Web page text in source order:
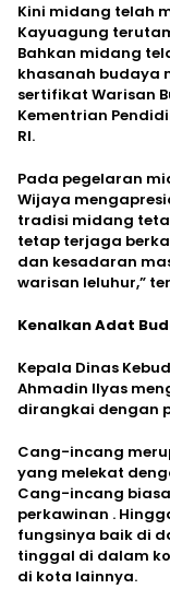
Kini midang telah
Kayuagung
Bahkan midang
khasanah budaya
sertifikat Warisan
Kementrian
RI.
Pada pegelaran
Wijaya
tradisi midang
tetap terjaga
dan kesadaran
warisan leluhur,”
Kenalkan Adat
Kepala Dinas
Ahmadin Ilyas
dirangkai dengan
Cang-incang
yang melekat
Cang-incang
perkawinan .
fungsinya baik di
tinggal di dalam
di kota lainnya.